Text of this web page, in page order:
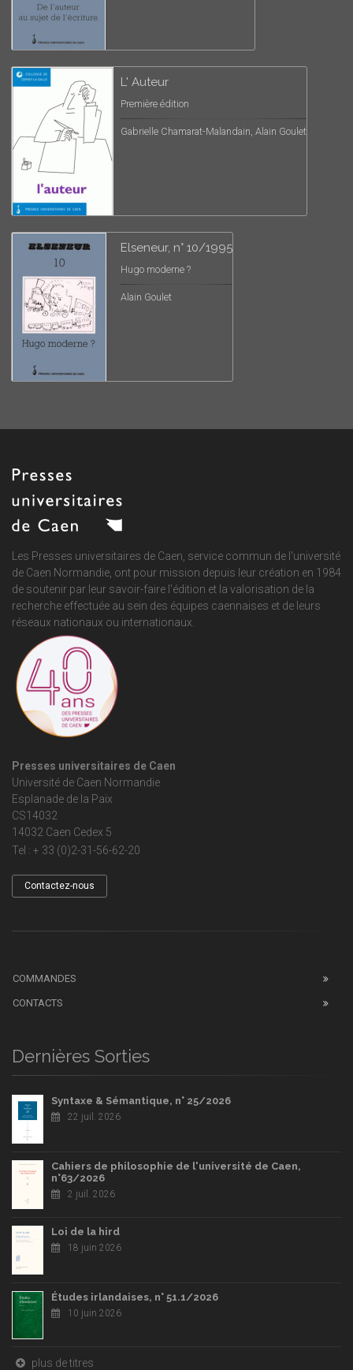
L' Auteur
Première édition
Gabrielle Chamarat-Malandain, Alain Goulet
Elseneur, n° 10/1995
Hugo moderne ?
Alain Goulet
Les Presses universitaires de Caen, service commun de l'université
de Caen Normandie, ont pour mission depuis leur création en 1984
de soutenir par leur savoir-faire l'édition et la valorisation de la
recherche effectuée au sein des équipes caennaises et de leurs
réseaux nationaux ou internationaux.
Presses universitaires de Caen
Université de Caen Normandie
Esplanade de la Paix
CS14032
14032 Caen Cedex 5
Tel : + 33 (0)2-31-56-62-20
Contactez-nous
COMMANDES
CONTACTS
Dernières Sorties
Syntaxe & Sémantique, n° 25/2026
22 juil. 2026
Cahiers de philosophie de l'université de Caen,
n°63/2026
2 juil. 2026
Loi de la hird
18 juin 2026
Études irlandaises, n° 51.1/2026
10 juin 2026
plus de titres